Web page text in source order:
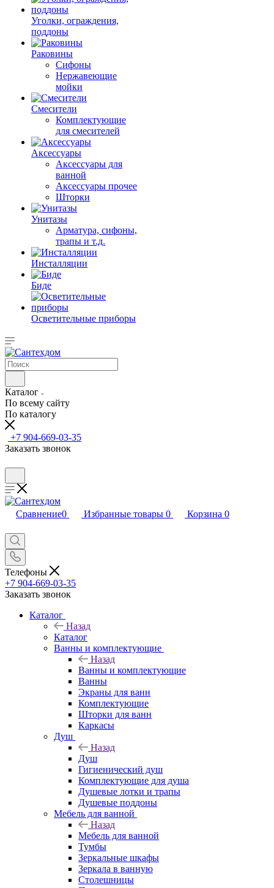
Уголки, ограждения,
поддоны
Раковины
Сифоны
Нержавеющие
мойки
Смесители
Комплектующие
для смесителей
Аксессуары
Аксессуары для
ванной
Аксессуары прочее
Шторки
Унитазы
Арматура, сифоны,
трапы и т.д.
Инсталляции
Биде
Осветительные приборы
Каталог
По всему сайту
По каталогу
+7 904-669-03-35
Заказать звонок
Сравнение0 Избранные товары 0 Корзина 0
Телефоны
+7 904-669-03-35
Заказать звонок
Каталог
Назад
Каталог
Ванны и комплектующие
Назад
Ванны и комплектующие
Ванны
Экраны для ванн
Комплектующие
Шторки для ванн
Каркасы
Душ
Назад
Душ
Гигиенический душ
Комплектующие для душа
Душевые лотки и трапы
Душевые поддоны
Мебель для ванной
Назад
Мебель для ванной
Тумбы
Зеркальные шкафы
Зеркала в ванную
Столешницы